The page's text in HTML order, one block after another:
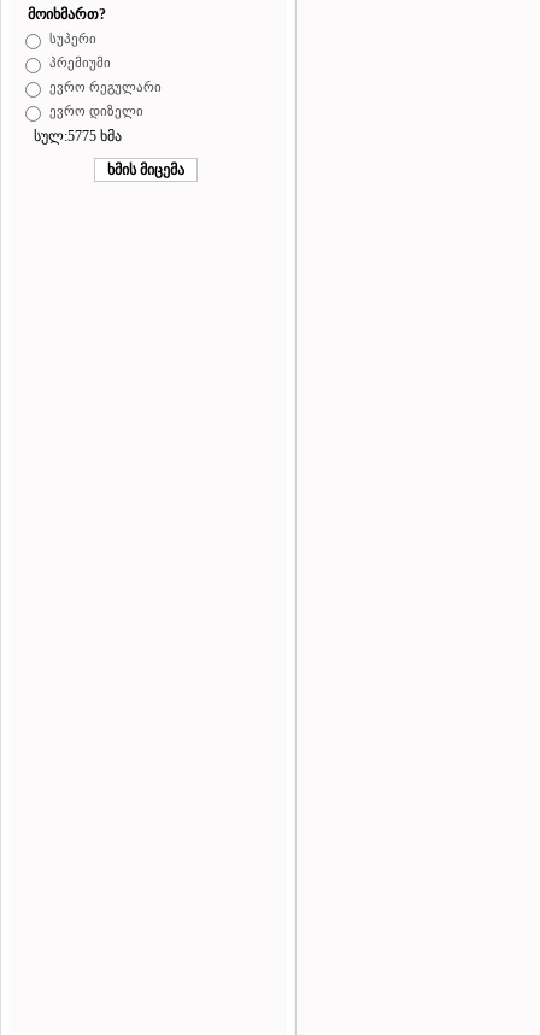
მოიხმართ?
სუპერი
პრემიუმი
ევრო რეგულარი
ევრო დიზელი
სულ:5775 ხმა